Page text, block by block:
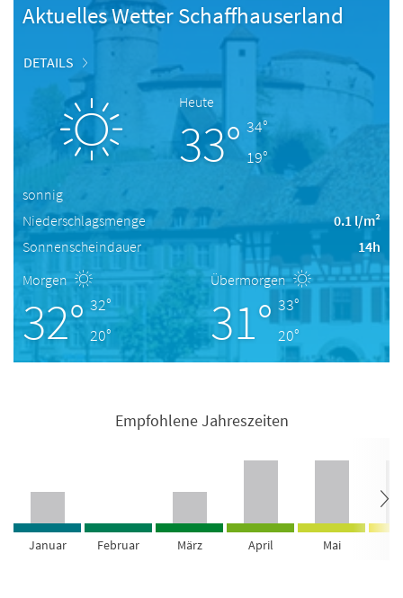
Aktuelles Wetter Schaffhauserland
DETAILS
Heute
33° 34°
19°
sonnig
Niederschlagsmenge
0.1 l/m²
Sonnenscheindauer
14h
Morgen
32° 32°
20°
Übermorgen
31° 33°
20°
Empfohlene Jahreszeiten
Januar Februar März April Mai